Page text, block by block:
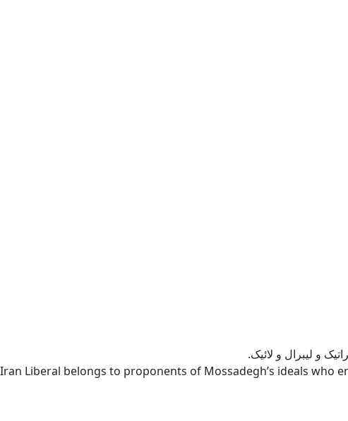
و لیبرال و لائیک.
Iran Liberal belongs to proponents of Mossadegh’s ideals who